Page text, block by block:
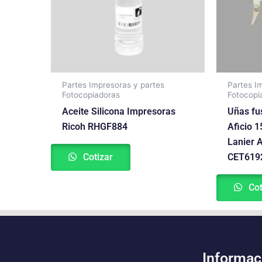
Partes Impresoras y partes
Fotocopiadoras
Aceite Silicona Impresoras
Ricoh RHGF884
Cotizar
Partes
Uñas
Aficio
Lanier